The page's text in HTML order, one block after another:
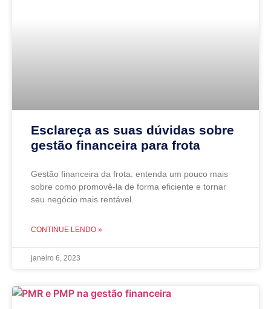
Esclareça as suas dúvidas sobre
gestão financeira para frota
Gestão financeira da frota: entenda um pouco mais
sobre como promovê-la de forma eficiente e tornar
seu negócio mais rentável.
CONTINUE LENDO »
janeiro 6, 2023